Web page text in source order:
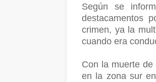
Según se
destacamentos
crimen, ya la
cuando era
Con la muerte
en la zona sur